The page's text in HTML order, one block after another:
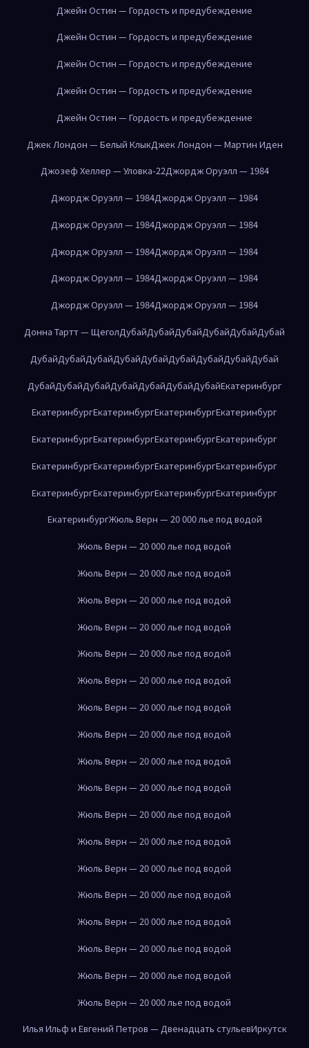
Джейн Остин — Гордость и предубеждение
Джейн Остин — Гордость и предубеждение
Джейн Остин — Гордость и предубеждение
Джейн Остин — Гордость и предубеждение
Джейн Остин — Гордость и предубеждение
Джек Лондон — Белый КлыкДжек Лондон — Мартин Иден
Джозеф Хеллер — Уловка-22Джордж Оруэлл — 1984
Джордж Оруэлл — 1984Джордж Оруэлл — 1984
Джордж Оруэлл — 1984Джордж Оруэлл — 1984
Джордж Оруэлл — 1984Джордж Оруэлл — 1984
Джордж Оруэлл — 1984Джордж Оруэлл — 1984
Джордж Оруэлл — 1984Джордж Оруэлл — 1984
Донна Тартт — ЩеголДубайДубайДубайДубайДубайДубай
ДубайДубайДубайДубайДубайДубайДубайДубайДубай
ДубайДубайДубайДубайДубайДубайДубайЕкатеринбург
ЕкатеринбургЕкатеринбургЕкатеринбургЕкатеринбург
ЕкатеринбургЕкатеринбургЕкатеринбургЕкатеринбург
ЕкатеринбургЕкатеринбургЕкатеринбургЕкатеринбург
ЕкатеринбургЕкатеринбургЕкатеринбургЕкатеринбург
ЕкатеринбургЖюль Верн — 20 000 лье под водой
Жюль Верн — 20 000 лье под водой
Жюль Верн — 20 000 лье под водой
Жюль Верн — 20 000 лье под водой
Жюль Верн — 20 000 лье под водой
Жюль Верн — 20 000 лье под водой
Жюль Верн — 20 000 лье под водой
Жюль Верн — 20 000 лье под водой
Жюль Верн — 20 000 лье под водой
Жюль Верн — 20 000 лье под водой
Жюль Верн — 20 000 лье под водой
Жюль Верн — 20 000 лье под водой
Жюль Верн — 20 000 лье под водой
Жюль Верн — 20 000 лье под водой
Жюль Верн — 20 000 лье под водой
Жюль Верн — 20 000 лье под водой
Жюль Верн — 20 000 лье под водой
Жюль Верн — 20 000 лье под водой
Жюль Верн — 20 000 лье под водой
Илья Ильф и Евгений Петров — Двенадцать стульевИркутск